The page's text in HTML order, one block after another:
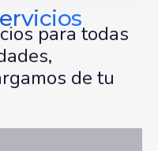
para todas
de tu